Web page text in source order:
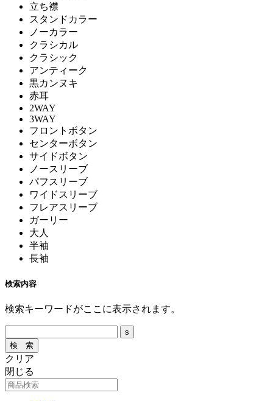
立ち襟
スタンドカラー
ノーカラー
クラシカル
クラシック
アンティーク
黒カンヌキ
赤耳
2WAY
3WAY
フロントボタン
センターボタン
サイドボタン
ノースリーブ
パフスリーブ
ワイドスリーブ
フレアスリーブ
ガーリー
大人
半袖
長袖
検索内容
検索キーワードがここに表示されます。
クリア
閉じる